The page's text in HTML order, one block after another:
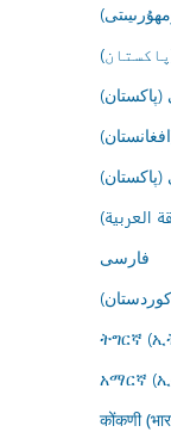
(پاکستان)
العربية)
فارسى
ትግርኛ
አማርኛ
कोंकणी